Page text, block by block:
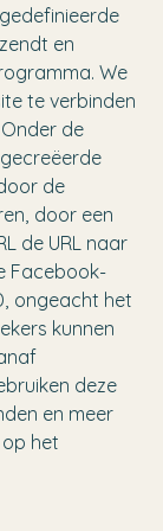
en
We
te verbinden
de
de
door een
de URL naar
Facebook-
ongeacht het
kunnen
deze
en meer
het